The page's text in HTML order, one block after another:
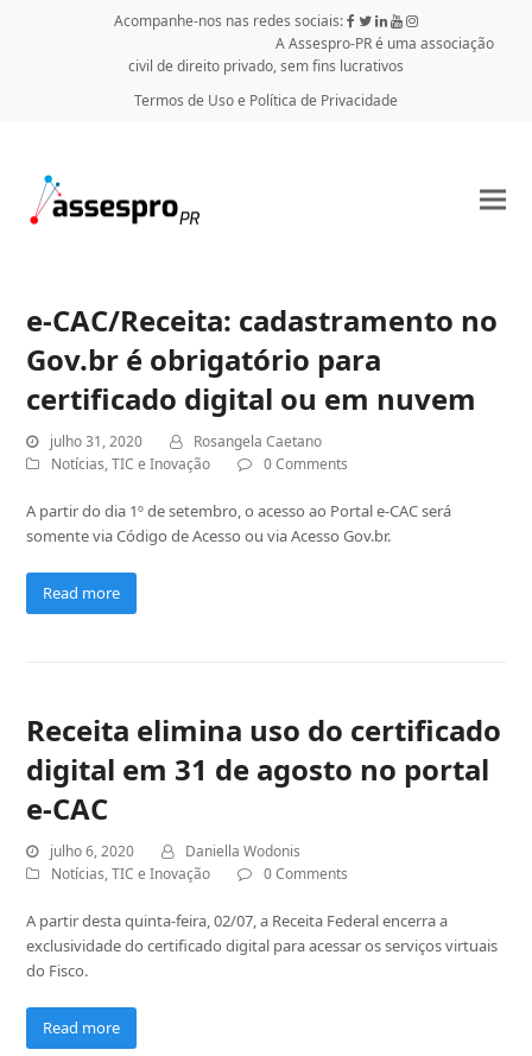
Acompanhe-nos nas redes sociais:
A Assespro-PR é uma associação
civil de direito privado, sem fins lucrativos
Termos de Uso e Política de Privacidade
e-CAC/Receita: cadastramento no
Gov.br é obrigatório para
certificado digital ou em nuvem
julho 31, 2020
Rosangela Caetano
Notícias,TIC e Inovação 0 Comments
A partir do dia 1º de setembro, o acesso ao Portal e-CAC será
somente via Código de Acesso ou via Acesso Gov.br.
Read more
Receita elimina uso do certificado
digital em 31 de agosto no portal
e-CAC
julho 6, 2020
Daniella Wodonis
Notícias,TIC e Inovação 0 Comments
A partir desta quinta-feira, 02/07, a Receita Federal encerra a
exclusividade do certificado digital para acessar os serviços virtuais
do Fisco.
Read more